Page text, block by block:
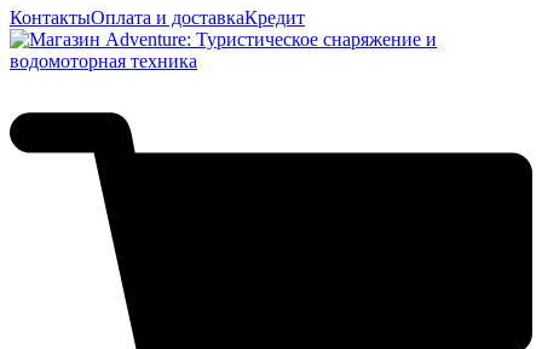
КонтактыОплата и доставкаКредит